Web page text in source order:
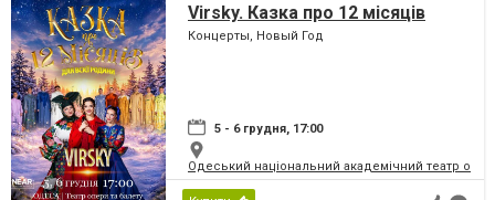
Virsky. Казка про 12 місяців
Концерты, Новый Год
5 - 6 грудня, 17:00
Одеський національний академічний театр